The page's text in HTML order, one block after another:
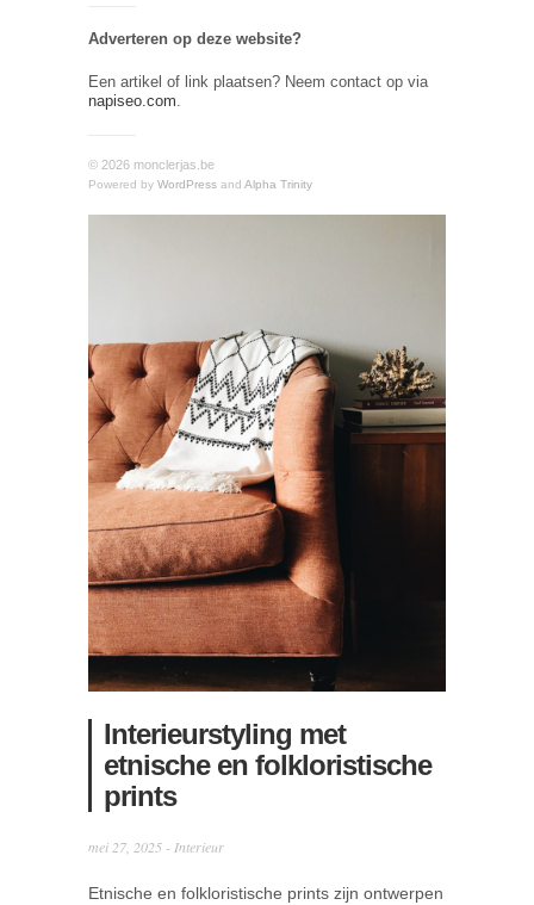
Adverteren op deze website?
Een artikel of link plaatsen? Neem contact op via
napiseo.com.
© 2026 monclerjas.be
Powered by WordPress and Alpha Trinity
Interieurstyling met
etnische en folkloristische
prints
mei 27, 2025 - Interieur
Etnische en folkloristische prints zijn ontwerpen